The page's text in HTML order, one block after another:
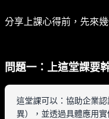
分享上課心得前，先來
問題一：上這堂課要
這堂課可以：協助企業
異），並透過具體應用